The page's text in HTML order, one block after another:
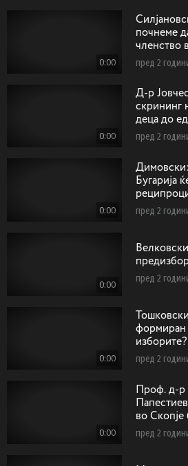
0:00
почнеме
членство
пред 2
0:00
Д-р
скрининг
деца до
пред 2
0:00
Бугарија
пред 2
0:00 пред 2
0:00
формиран
изборите?
пред 2
0:00
Проф. д-р
во
замислен
пред 2